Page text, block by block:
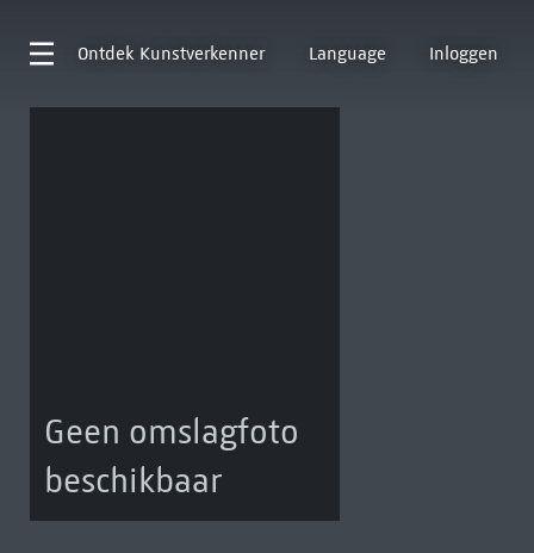
Ontdek Kunstverkenner Language Inloggen
Geen omslagfoto
beschikbaar